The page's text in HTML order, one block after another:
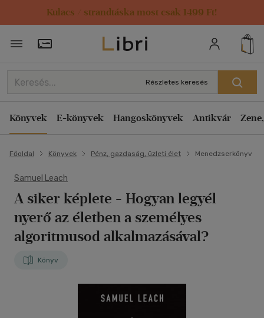
Kulacs / strandtáska most csak 1499 Ft!
Törzsvásárlói Kártya adatai
Részletes keresés
Könyvek E-könyvek Hangoskönyvek Antikvár
Főoldal Könyvek Pénz, gazdaság, üzleti élet Menedzserkönyv
Samuel Leach
A siker képlete - Hogyan legyél
nyerő az életben a személyes
algoritmusod alkalmazásával?
Könyv